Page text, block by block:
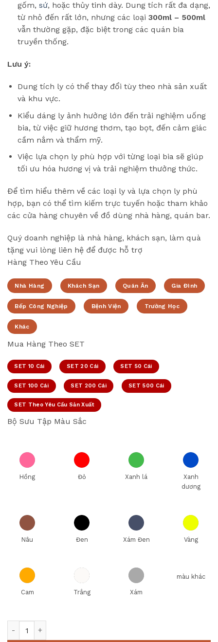
gốm, sứ, hoặc thủy tinh dày. Dung tích rất đa dạng,
từ nhỏ đến rất lớn, nhưng các loại 300ml – 500ml
vẫn thường gặp, đặc biệt trong các quán bia
truyền thống.
Lưu ý:
Dung tích ly có thể thay đổi tùy theo nhà sản xuất
và khu vực.
Kiểu dáng ly ảnh hưởng lớn đến trải nghiệm uống
bia, từ việc giữ hương thơm, tạo bọt, đến cảm giác
cầm nắm và thẩm mỹ.
Việc lựa chọn ly phù hợp với từng loại bia sẽ giúp
tối ưu hóa hương vị và trải nghiệm thưởng thức.
Để tìm hiểu thêm về các loại ly và lựa chọn ly phù
hợp, bạn có thể tìm kiếm trực tuyến hoặc tham khảo
các cửa hàng chuyên về đồ dùng nhà hàng, quán bar.
Quý doanh nghiệp là nhà hàng, khách sạn, làm quà
tặng vui lòng liên hệ để được hỗ trợ
Hàng Theo Yêu Cầu
Nhà Hàng Khách Sạn Quán Ăn Gia Đình
Bếp Công Nghiệp Bệnh Viện Trường Học
Khác
Mua Hàng Theo SET
SET 10 Cái SET 20 Cái SET 50 Cái
SET 100 Cái SET 200 Cái SET 500 Cái
SET Theo Yêu Cầu Sản Xuất
Bộ Sưu Tập Màu Sắc
Hồng Đỏ Xanh lá
Xanh
dương
Nâu Đen Xám Đen Vàng
Cam Trắng Xám
màu khác